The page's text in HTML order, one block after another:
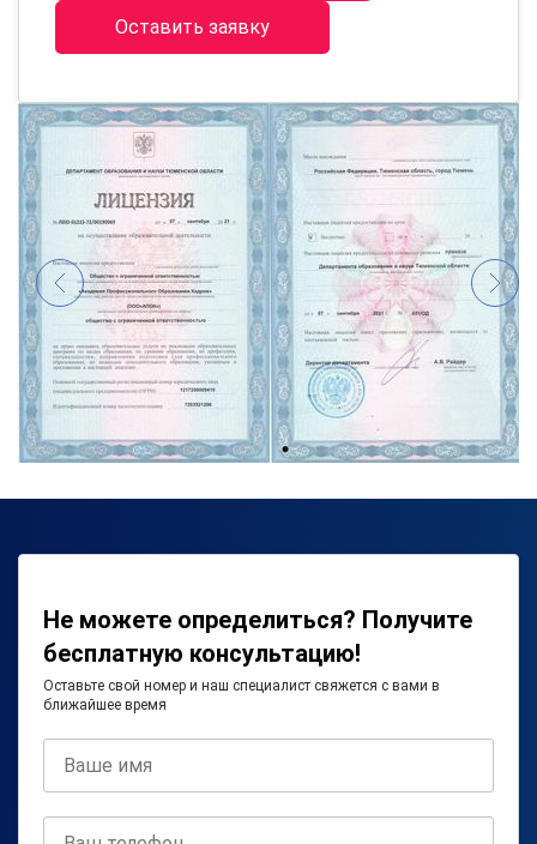
Оставить заявку
Не можете определиться? Получите
бесплатную консультацию!
Оставьте свой номер и наш специалист свяжется с вами в
ближайшее время